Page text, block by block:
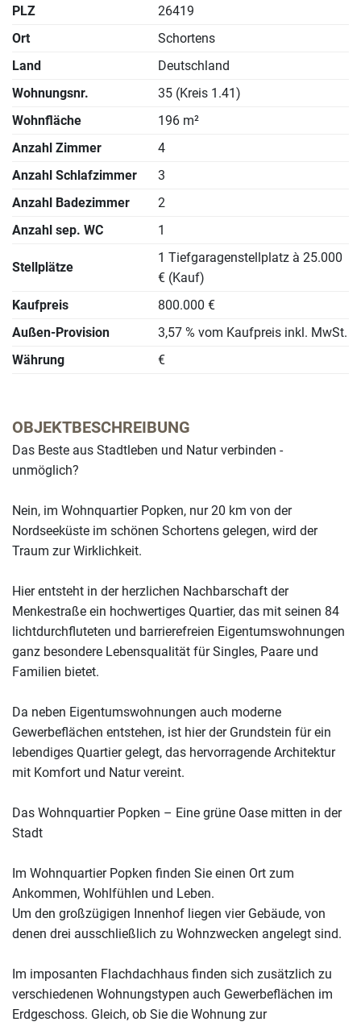
PLZ
26419
Ort
Schortens
Land
Deutschland
Wohnungsnr.
35 (Kreis 1.41)
Wohnfläche
196 m²
Anzahl Zimmer
4
Anzahl Schlafzimmer
3
Anzahl Badezimmer
2
Anzahl sep. WC
1
Stellplätze
1 Tiefgaragenstellplatz à 25.000
€ (Kauf)
Kaufpreis
800.000 €
Außen-Provision
3,57 % vom Kaufpreis inkl. MwSt.
Währung
€
OBJEKTBESCHREIBUNG
Das Beste aus Stadtleben und Natur verbinden -
unmöglich?
Nein, im Wohnquartier Popken, nur 20 km von der
Nordseeküste im schönen Schortens gelegen, wird der
Traum zur Wirklichkeit.
Hier entsteht in der herzlichen Nachbarschaft der
Menkestraße ein hochwertiges Quartier, das mit seinen 84
lichtdurchfluteten und barrierefreien Eigentumswohnungen
ganz besondere Lebensqualität für Singles, Paare und
Familien bietet.
Da neben Eigentumswohnungen auch moderne
Gewerbeflächen entstehen, ist hier der Grundstein für ein
lebendiges Quartier gelegt, das hervorragende Architektur
mit Komfort und Natur vereint.
Das Wohnquartier Popken – Eine grüne Oase mitten in der
Stadt
Im Wohnquartier Popken finden Sie einen Ort zum
Ankommen, Wohlfühlen und Leben.
Um den großzügigen Innenhof liegen vier Gebäude, von
denen drei ausschließlich zu Wohnzwecken angelegt sind.
Im imposanten Flachdachhaus finden sich zusätzlich zu
verschiedenen Wohnungstypen auch Gewerbeflächen im
Erdgeschoss. Gleich, ob Sie die Wohnung zur